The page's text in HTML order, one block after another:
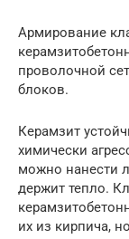
Армирование
проволочной
блоков.
Керамзит
химически
можно нанести
держит тепло.
их из кирпича,